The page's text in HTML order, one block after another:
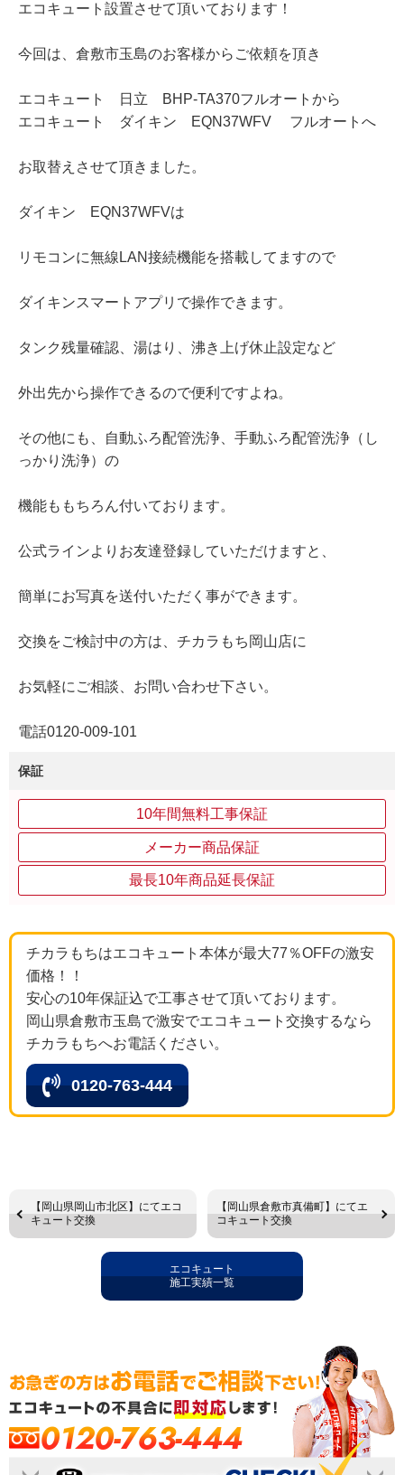
エコキュート設置させて頂いております！
今回は、倉敷市玉島のお客様からご依頼を頂き
エコキュート 日立 BHP-TA370フルオートから
エコキュート ダイキン EQN37WFV フルオートへ
お取替えさせて頂きました。
ダイキン EQN37WFVは
リモコンに無線LAN接続機能を搭載してますので
ダイキンスマートアプリで操作できます。
タンク残量確認、湯はり、沸き上げ休止設定など
外出先から操作できるので便利ですよね。
その他にも、自動ふろ配管洗浄、手動ふろ配管洗浄（し
っかり洗浄）の
機能ももちろん付いております。
公式ラインよりお友達登録していただけますと、
簡単にお写真を送付いただく事ができます。
交換をご検討中の方は、チカラもち岡山店に
お気軽にご相談、お問い合わせ下さい。
電話0120-009-101
保証
10年間無料工事保証
メーカー商品保証
最長10年商品延長保証
チカラもちはエコキュート本体が最大77％OFFの激安
価格！！
安心の10年保証込で工事させて頂いております。
岡山県倉敷市玉島で激安でエコキュート交換するなら
チカラもちへお電話ください。
0120-763-444
【岡山県岡山市北区】にてエコ
キュート交換
【岡山県倉敷市真備町】にてエ
コキュート交換
エコキュート
施工実績一覧
0120-763-444